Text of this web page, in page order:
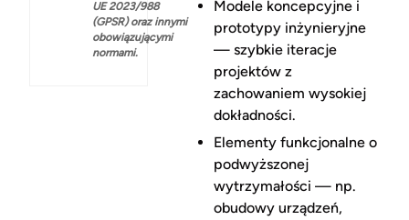
UE 2023/988
(GPSR) oraz innymi
obowiązującymi
normami.
Modele koncepcyjne i
prototypy inżynieryjne
— szybkie iteracje
projektów z
zachowaniem wysokiej
dokładności.
Elementy funkcjonalne o
podwyższonej
wytrzymałości — np.
obudowy urządzeń,